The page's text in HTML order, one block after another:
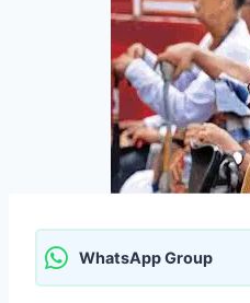
WhatsApp Group